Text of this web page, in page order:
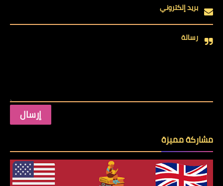
بريد إلكتروني
رسالة
مشاركة مميزة